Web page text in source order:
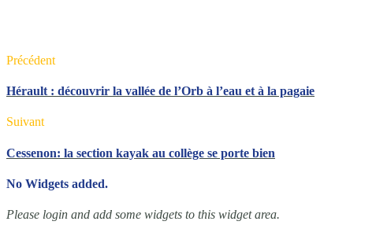
Précédent
Hérault : découvrir la vallée de l’Orb à l’eau et à la pagaie
Suivant
Cessenon: la section kayak au collège se porte bien
No Widgets added.
Please login and add some widgets to this widget area.